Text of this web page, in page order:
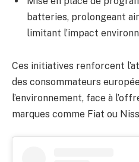
batteries, prolongeant
limitant l’impact
Ces initiatives renforcent
des consommateurs
l’environnement, face à
marques comme Fiat ou